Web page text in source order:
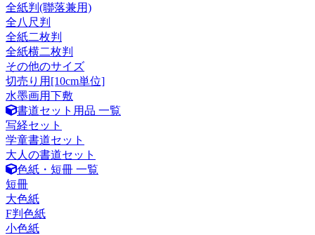
全紙判(聯落兼用)
全八尺判
全紙二枚判
全紙横二枚判
その他のサイズ
切売り用[10cm単位]
水墨画用下敷
書道セット用品 一覧
写経セット
学童書道セット
大人の書道セット
色紙・短冊 一覧
短冊
大色紙
F判色紙
小色紙